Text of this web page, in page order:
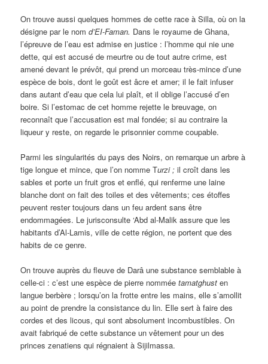
On trouve aussi quelques hommes de cette race à Silla, où on la
désigne par le nomd’EI-Faman. Dans le royaume de Ghana,
l’épreuve de l’eau est admise en justice : l’homme qui nie une
dette, qui est accusé de meurtre ou de tout autre crime, est
amené devant le prévôt, qui prend un morceau très-mince d’une
espèce de bois, dont le goût est âcre et amer; il le fait infuser
dans autant d’eau que cela lui plaît, et il oblige l’accusé d’en
boire. Si l’estomac de cet homme rejette le breuvage, on
reconnaît que l’accusation est mal fondée; si au contraire la
liqueur y reste, on regarde le prisonnier comme coupable.
Parmi les singularités du pays des Noirs, on remarque un arbre à
tige longue et mince, que l’on nomme Turzi ;il croît dans les
sables et porte un fruit gros et enflé, qui renferme une laine
blanche dont on fait des toiles et des vêtements; ces étoffes
peuvent rester toujours dans un feu ardent sans être
endommagées. Le jurisconsulte ‘Abd al-Malik assure que les
habitants d’Al-Lamis, ville de cette région, ne portent que des
habits de ce genre.
On trouve auprès du fleuve de Darâ une substance semblable à
celle-ci : c’est une espèce de pierre nomméetamatghusten
langue berbère ; lorsqu’on la frotte entre les mains, elle s’amollit
au point de prendre la consistance du lin. Elle sert à faire des
cordes et des licous, qui sont absolument incombustibles. On
avait fabriqué de cette substance un vêtement pour un des
princes zenatiens qui régnaient à Sijilmassa.